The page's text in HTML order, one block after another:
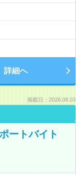
詳細へ
掲載日：2026.08.03
ートバイト